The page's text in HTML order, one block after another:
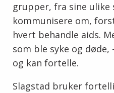
grupper, fra sine
kommunisere om,
hvert behandle aids.
som ble syke og
og kan fortelle.
Slagstad bruker